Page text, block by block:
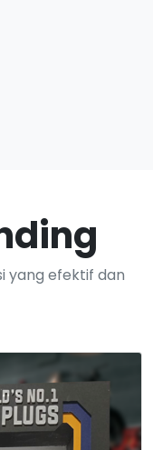
yang efektif dan